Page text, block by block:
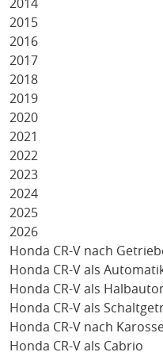
2014
2015
2016
2017
2018
2019
2020
2021
2022
2023
2024
2025
2026
Honda CR-V nach
Honda CR-V als
Honda CR-V als
Honda CR-V als
Honda CR-V nach
Honda CR-V als Cabrio